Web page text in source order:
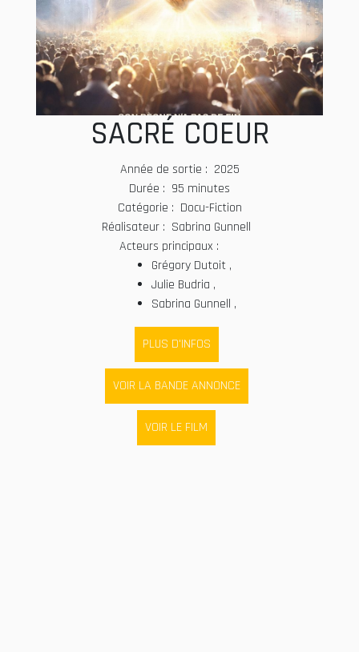
SACRÉ COEUR
Année de sortie : 2025
Durée : 95 minutes
Catégorie : Docu-Fiction
Réalisateur : Sabrina Gunnell
Acteurs principaux :
Grégory Dutoit ,
Julie Budria ,
Sabrina Gunnell ,
PLUS D'INFOS
VOIR LA BANDE ANNONCE
VOIR LE FILM